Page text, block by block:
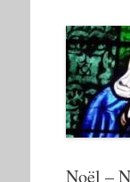
Noël –